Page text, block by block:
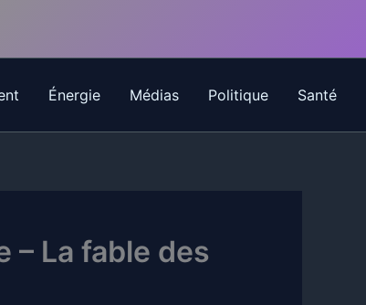
Énergie Médias Politique Santé
– La fable des